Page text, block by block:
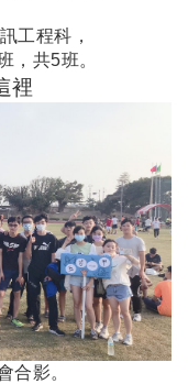
工程科，
，共5班。
裡
合影。